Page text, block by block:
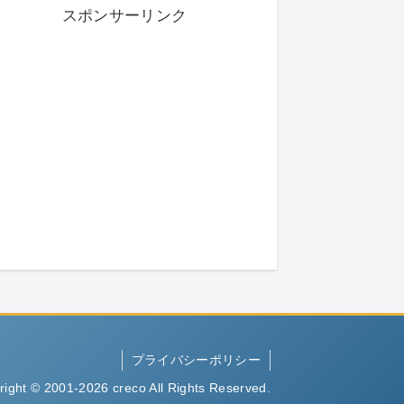
スポンサーリンク
プライバシーポリシー
© 2001-2026 creco All Rights Reserved.